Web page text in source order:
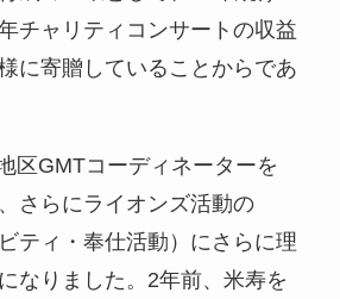
チャリティコンサートの収益
に寄贈していることからであ
区GMTコーディネーターを
さらにライオンズ活動の
ティ・奉仕活動）にさらに理
なりました。2年前、米寿を